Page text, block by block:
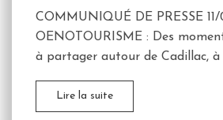
COMMUNIQUÉ DE PRESSE
OENOTOURISME : Des
à partager autour de Cadillac, à
Lire la suite